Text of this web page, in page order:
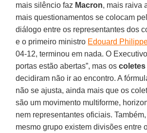
mais silêncio faz Macron, mais raiva
mais questionamentos se colocam
diálogo entre os representantes dos
e o primeiro ministro Edouard
04-12, terminou em nada. O
portas estão abertas”, mas os
decidiram não ir ao encontro. A
não se ajusta, ainda mais que os
são um movimento multiforme,
nem representantes oficiais.
mesmo grupo existem divisões entre